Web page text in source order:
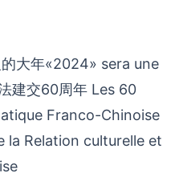
大年«2024» sera une
建交60周年 Les 60
Franco-Chinoise
la Relation culturelle et